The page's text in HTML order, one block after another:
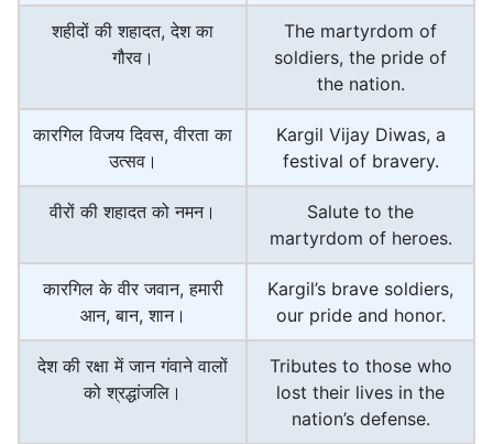
शहीदों की शहादत, देश का
गौरव।
The martyrdom of
soldiers, the pride of
the nation.
कारगिल विजय दिवस, वीरता का
उत्सव।
Kargil Vijay Diwas, a
festival of bravery.
वीरों की शहादत को नमन।
Salute to the
martyrdom of heroes.
कारगिल के वीर जवान, हमारी
आन, बान, शान।
Kargil’s brave soldiers,
our pride and honor.
देश की रक्षा में जान गंवाने वालों
को श्रद्धांजलि।
Tributes to those who
lost their lives in the
nation’s defense.